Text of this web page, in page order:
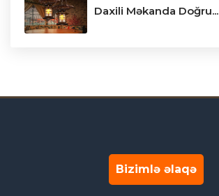
Daxili Məkanda Doğru...
Bizimlə əlaqə